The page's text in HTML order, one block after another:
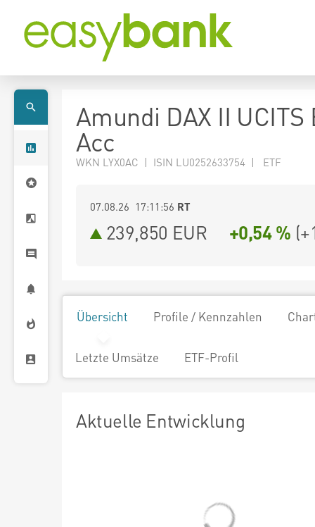
Amundi DAX II UCITS
Acc
WKN LYX0AC | ISIN LU0252633754 | ETF
07.08.26 17:11:56 RT
239,850 EUR +0,54 % (
Übersicht Profile / Kennzahlen
Letzte Umsätze ETF-Profil
Aktuelle Entwicklung